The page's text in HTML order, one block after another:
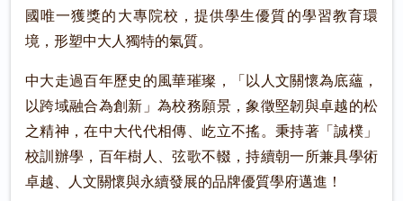
國唯一獲獎的大專院校，提供學生優質的學習教育環
境，形塑中大人獨特的氣質。
中大走過百年歷史的風華璀璨，「以人文關懷為底蘊，
以跨域融合為創新」為校務願景，象徵堅韌與卓越的松
之精神，在中大代代相傳、屹立不搖。秉持著「誠樸」
校訓辦學，百年樹人、弦歌不輟，持續朝一所兼具學術
卓越、人文關懷與永續發展的品牌優質學府邁進！